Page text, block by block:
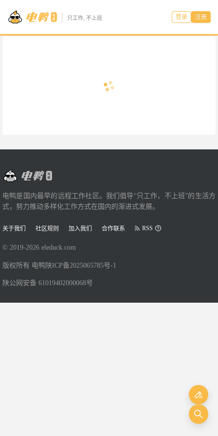
只工作, 不上班 登录 注册
电鸭是国内最早的远程工作社区。我们倡导“只工作，不上班”的生活方
式，努力推动多样化工作方式在国内的渐进式发展。
关于我们 社区规则 加入我们 合作联系 RSS
© 2019-2026 eleduck.com
版权所有 电鸭 陕ICP备2025065785号-1
陕公网安备 61019402000068号